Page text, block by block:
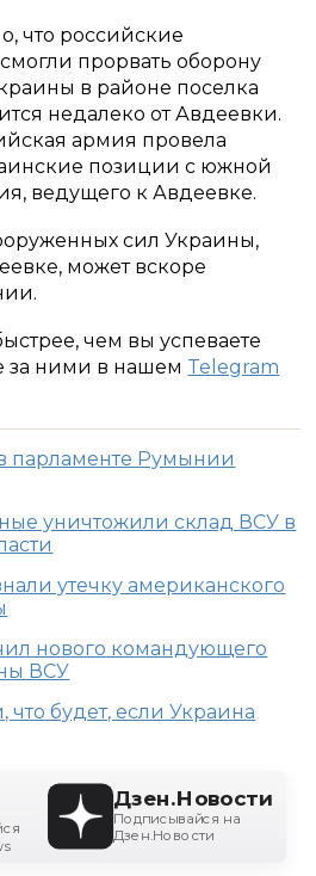
что российские
прорвать оборону
в районе поселка
недалеко от Авдеевки.
армия провела
позиции с южной
ведущего к Авдеевке.
сил Украины,
может вскоре
чем вы успеваете
за ними в нашем Telegram
парламенте Румынии
уничтожили склад ВСУ в
утечку американского
нового командующего
ВСУ
будет, если Украина
Дзен.Новости
Подписывайся на
Дзен.Новости